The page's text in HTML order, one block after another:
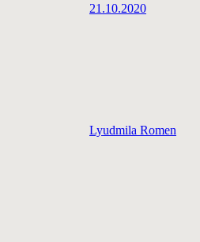
21.10.2020
Lyudmila Romen